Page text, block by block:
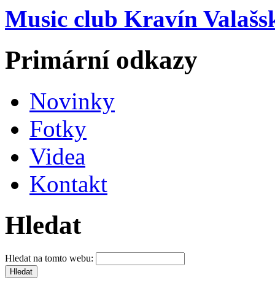
Music club Kravín
Primární odkazy
Novinky
Fotky
Videa
Kontakt
Hledat
Hledat na tomto webu: